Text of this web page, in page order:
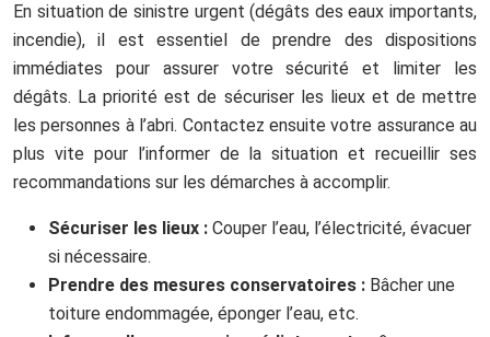
En situation de sinistre urgent (dégâts des eaux importants,
incendie), il est essentiel de prendre des dispositions
immédiates pour assurer votre sécurité et limiter les
dégâts. La priorité est de sécuriser les lieux et de mettre
les personnes à l’abri. Contactez ensuite votre assurance au
plus vite pour l’informer de la situation et recueillir ses
recommandations sur les démarches à accomplir.
Sécuriser les lieux : Couper l’eau, l’électricité, évacuer
si nécessaire.
Prendre des mesures conservatoires : Bâcher une
toiture endommagée, éponger l’eau, etc.